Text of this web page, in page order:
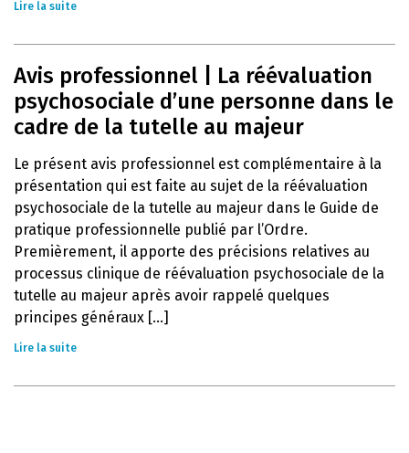
Lire la suite
Avis professionnel | La réévaluation
psychosociale d’une personne dans le
cadre de la tutelle au majeur
Le présent avis professionnel est complémentaire à la
présentation qui est faite au sujet de la réévaluation
psychosociale de la tutelle au majeur dans le Guide de
pratique professionnelle publié par l’Ordre.
Premièrement, il apporte des précisions relatives au
processus clinique de réévaluation psychosociale de la
tutelle au majeur après avoir rappelé quelques
principes généraux [...]
Lire la suite